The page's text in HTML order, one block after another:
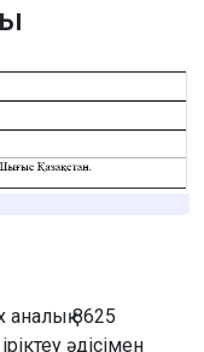
аналық 8625
әдісімен